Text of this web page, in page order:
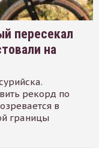
пересекал
на
рекорд по
в
границы